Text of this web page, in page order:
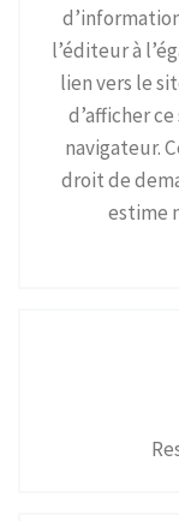
l’éditeur à
lien vers le
d’afficher
navigateur.
droit de
estime